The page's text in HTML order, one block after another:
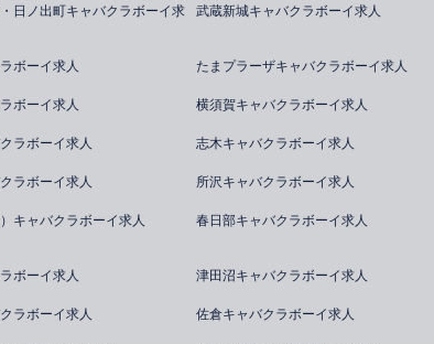
日ノ出町キャバクラボーイ求
武蔵新城キャバクラボーイ求人
ボーイ求人 たまプラーザキャバクラボーイ求人
ボーイ求人 横須賀キャバクラボーイ求人
ラボーイ求人 志木キャバクラボーイ求人
ラボーイ求人 所沢キャバクラボーイ求人
キャバクラボーイ求人 春日部キャバクラボーイ求人
ボーイ求人 津田沼キャバクラボーイ求人
ラボーイ求人 佐倉キャバクラボーイ求人